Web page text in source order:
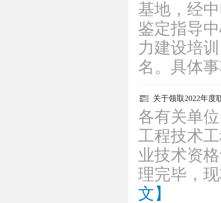
基地，经
鉴定指导
力建设培
名。具体
关于领取2022年度
各有关单
工程技术
业技术资
理完毕，
文】